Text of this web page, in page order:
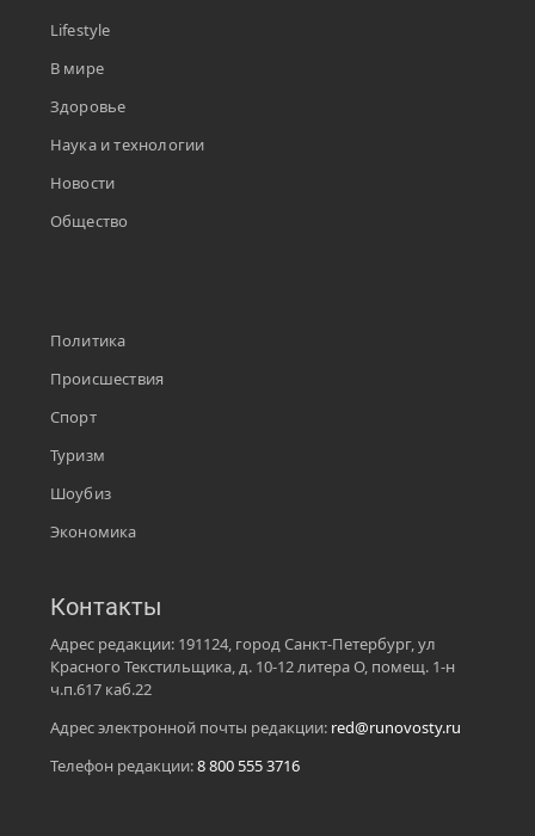
Lifestyle
В мире
Здоровье
Наука и технологии
Новости
Общество
Политика
Происшествия
Спорт
Туризм
Шоубиз
Экономика
Контакты
Адрес редакции: 191124, город Санкт-Петербург, ул
Красного Текстильщика, д. 10-12 литера О, помещ. 1-н
ч.п.617 каб.22
Адрес электронной почты редакции: red@runovosty.ru
Телефон редакции:8 800 555 3716